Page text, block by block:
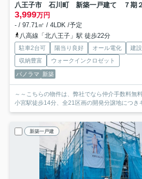
八王子市 石川町 新築一戸建て ７期
3,999万円
- / 97.71㎡ / 4LDK /予定
八高線「北八王子」駅 徒歩22分
駐車2台可 陽当り良好 オール電化
建
収納豊富
ウォークインクロゼット
パノラマ 新築
～～こちらの物件は、弊社でなら仲介手数料無
小宮駅徒歩14分、全21区画の開発分譲地につき
新築一戸建